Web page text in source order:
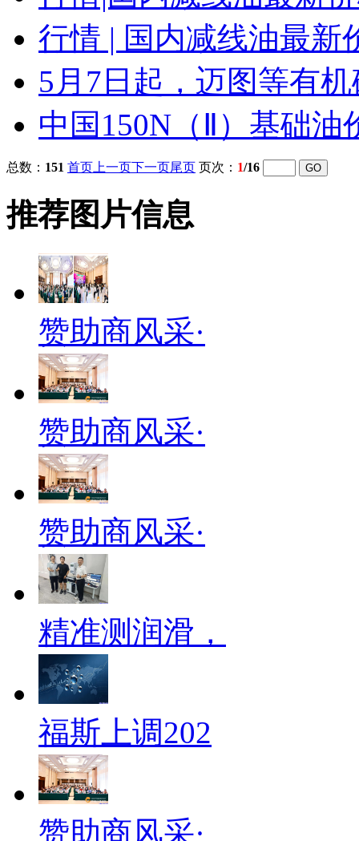
行情 | 国内减线油最新
5月7日起，迈图等有
中国150N（Ⅱ）基础
总数： 151 首页 上一页下一页尾页 页次： 1/16
推荐图片信息
赞助商风采·
赞助商风采·
赞助商风采·
精准测润滑，
福斯上调202
赞助商风采·